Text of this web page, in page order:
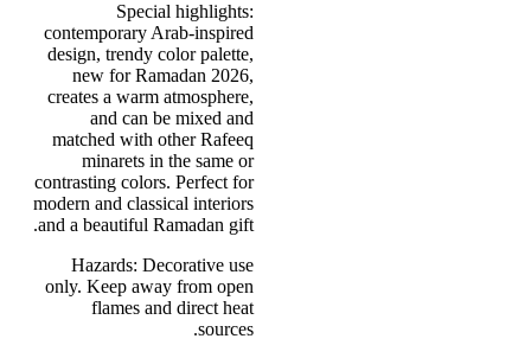
Special highlights:
contemporary Arab-inspired
design, trendy color palette,
new for Ramadan 2026,
creates a warm atmosphere,
and can be mixed and
matched with other Rafeeq
minarets in the same or
contrasting colors. Perfect for
modern and classical interiors
and a beautiful Ramadan gift.
Hazards: Decorative use
only. Keep away from open
flames and direct heat
sources.